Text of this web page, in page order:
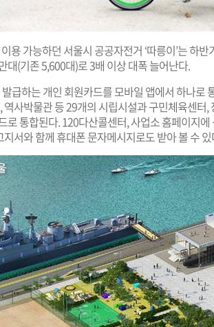
용 가능하던 서울시 공공자전거 ‘따릉이’는 하
대(기존 5,600대)로 3배 이상 대폭 늘어난다.
급하는 개인 회원카드를 모바일 앱에서 하나로
역사박물관 등 29개의 시립시설과 구민체육센터
로 통합된다. 120다산콜센터, 사업소 홈페이지
서와 함께 휴대폰 문자메시지로도 받아 볼 수 있